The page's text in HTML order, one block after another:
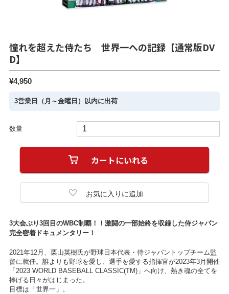
憧れを超えた侍たち 世界一への記録【通常版DV
D】
¥4,950
3営業日（月～金曜日）以内に出荷
数量
3大会ぶり3回目のWBC制覇！！激闘の一部始終を収録した侍ジャパン
完全密着ドキュメンタリー！
2021年12月、栗山英樹氏が野球日本代表・侍ジャパントップチーム監
督に就任。誰よりも野球を愛し、選手を愛する指揮官が2023年3月開催
「2023 WORLD BASEBALL CLASSIC(TM)」へ向け、熱き魂の全てを
捧げる日々がはじまった。
目標は「世界一」。